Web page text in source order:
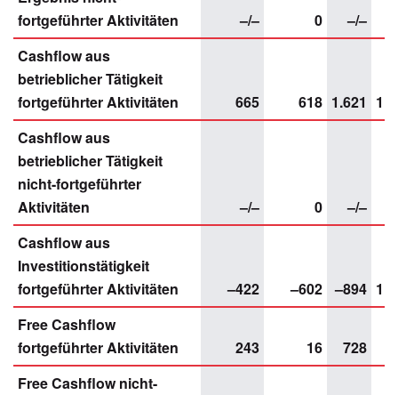
fortgeführter Aktivitäten
–/– 0 –/–
Cashflow aus
betrieblicher Tätigkeit
fortgeführter Aktivitäten
665 618 1.621
Cashflow aus
betrieblicher Tätigkeit
nicht-fortgeführter
Aktivitäten
–/– 0 –/–
Cashflow aus
Investitionstätigkeit
fortgeführter Aktivitäten
–422 –602 –894
Free Cashflow
fortgeführter Aktivitäten
243 16 728
Free Cashflow nicht-